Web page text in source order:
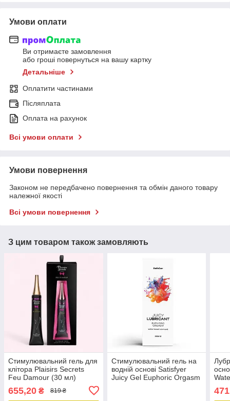
Умови оплати
Ви отримаєте замовлення
або гроші повернуться на вашу картку
Детальніше
Оплатити частинами
Післяплата
Оплата на рахунок
Всі умови оплати
Умови повернення
Законом не передбачено повернення та обмін даного товару
належної якості
Всі умови повернення
З цим товаром також замовляють
Стимулювальний гель для
клітора Plaisirs Secrets
Feu Damour (30 мл)
655,20 ₴ 819 ₴
Стимулювальний гель на
водній основі Satisfyer
Juicy Gel Euphoric Orgasm